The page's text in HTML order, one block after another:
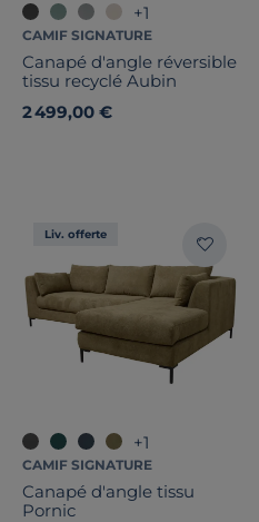
+1
CAMIF SIGNATURE
Canapé d'angle réversible
tissu recyclé Aubin
2 499,00 €
Liv. offerte
+1
CAMIF SIGNATURE
Canapé d'angle tissu
Pornic